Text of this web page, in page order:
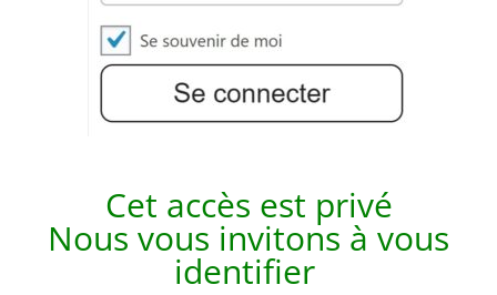
Cet accès est privé
Nous vous invitons à vous
identifier